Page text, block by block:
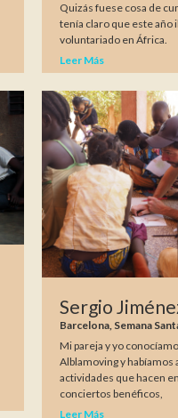
Quizás fuese cosa de
tenía claro que este año
voluntariado en África.
Leer Más
Sergio
Barcelona, Semana
Mi pareja y yo
Alblamoving y habíamos
actividades que hacen
conciertos benéficos,
Leer Más